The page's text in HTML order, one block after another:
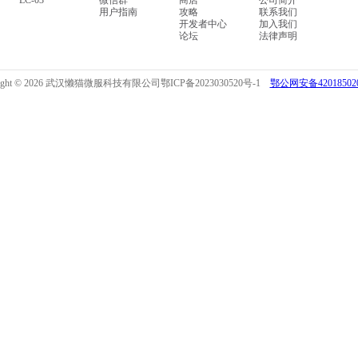
用户指南
攻略
开发者中心
论坛
联系我们
加入我们
法律声明
© 2026 武汉懒猫微服科技有限公司鄂ICP备2023030520号-1 鄂公网安备